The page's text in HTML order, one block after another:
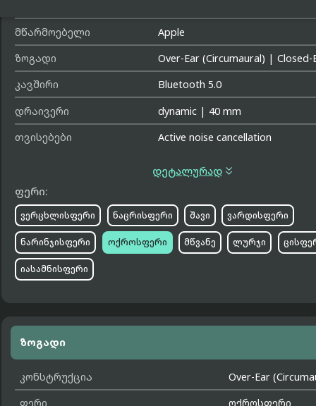
მწარმოებელი
Apple
ზოგადი
Over-Ear (Circumaural) |Closed-
კავშირი
Bluetooth 5.0
დრაივერი
dynamic | 40 mm
თვისებები
Active noise cancellation
დეტალურად
ფერი:
ვერცხლისფერი ნაცრისფერი შავი ვარდისფერი
ნარინჯისფერი ოქროსფერი მწვანე ლურჯი
იასამნისფერი
ზოგადი
კონსტრუქცია
Over-Ear
ფერი
ოქროსფერი